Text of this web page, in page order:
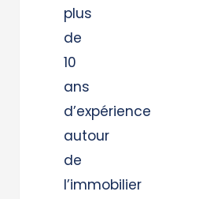
plus
de
10
ans
d’expérience
autour
de
l’immobilier